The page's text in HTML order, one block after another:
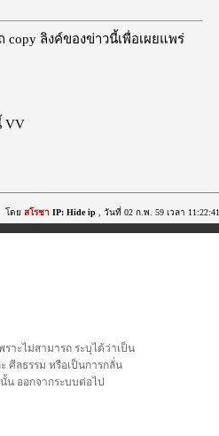
copy ลิงค์ของข่าวนี้เพื่อเผยแพร่
VV
โดย สโรชา IP: Hide ip , วันที่ 02 ก.พ. 59 เวลา 11:22:41
าะไม่สามารถ ระบุได้ว่าเป็น
ศีลธรรม หรือเป็นการกลั่น
น ออกจากระบบต่อไป